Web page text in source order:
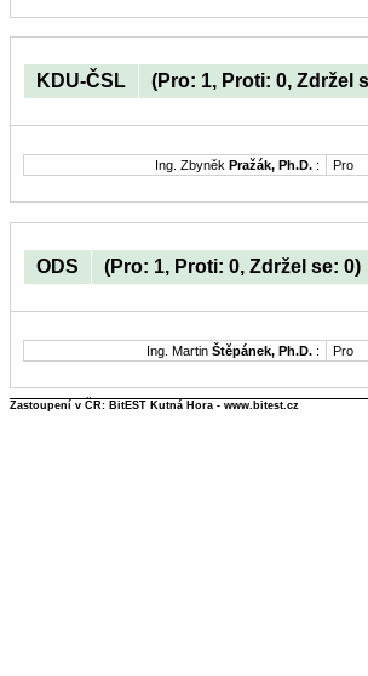
KDU-ČSL (Pro: 1, Proti: 0, Zdržel
Ing. Zbyněk Pražák, Ph.D. : Pro
ODS (Pro: 1, Proti: 0, Zdržel se: 0)
Ing. Martin Štěpánek, Ph.D. : Pro
Zastoupení v ČR: BitEST Kutná Hora - www.bitest.cz